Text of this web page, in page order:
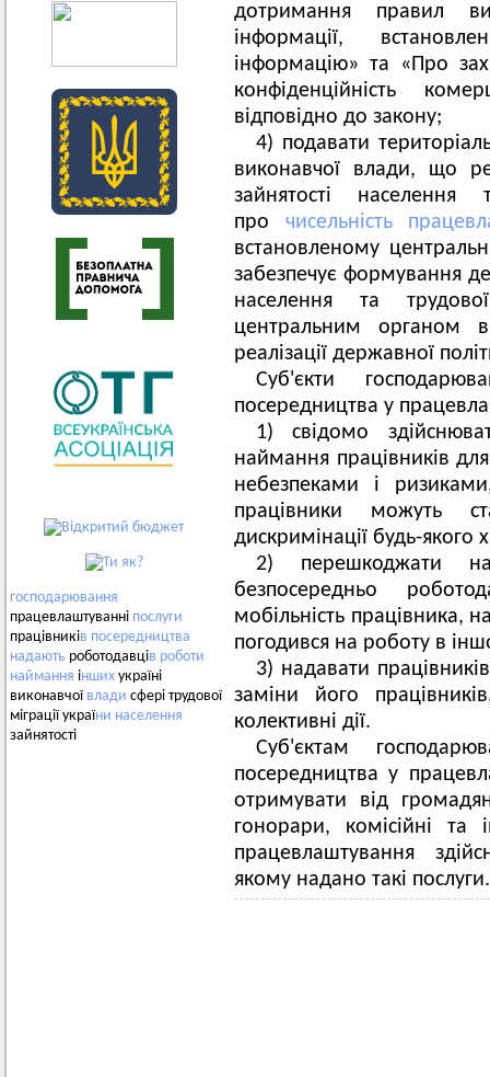
господарювання
працевлаштуванні послуги
працівників посередництва
надають роботодавців роботи
наймання інших україні
виконавчої влади сфері трудової
міграції україни населення
зайнятості
дотримання правил
інформації,
інформацію» та «Про
конфіденційність
відповідно до закону;
4) подавати
виконавчої влади, що
зайнятості населення
про чисельність
встановленому
забезпечує формування
населення та
центральним органом
реалізації державної
Суб'єкти
посередництва у
1) свідомо
наймання працівників
небезпеками і
працівники можуть
дискримінації будь-якого
2) перешкоджати
безпосередньо
мобільність працівника,
погодився на роботу в
3) надавати
заміни його
колективні дії.
Суб'єктам
посередництва у
отримувати від
гонорари, комісійні та
працевлаштування
якому надано такі послуги.